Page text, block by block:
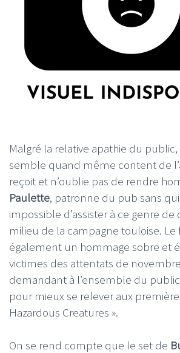
Malgré la relative apathie du
semble quand même content de
reçoit et n’oublie pas de rendre
Paulette, patronne du pub sans
impossible d’assister à ce genre de
milieu de la campagne touloise.
également un hommage sobre et
victimes des attentats de
demandant à l’ensemble du public
pour mieux se relever aux
Hazardous Creatures ».
On se rend compte que le set de